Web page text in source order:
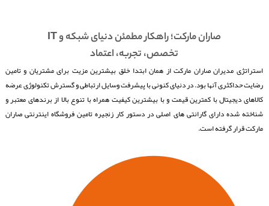
صاران مارکت؛ راهکار مطمئن دنیای شبکه و IT
تخصص، تجربه، اعتماد
استراتژی مدیران صاران مارکت از همان ابتدا خلق بیشترین مزیت برای مشتریان و تامین
رضایت حداکثری آنها بود. در دنیای کنونی با پیشرفت وسایل ارتباطی و گسترش تکنولوژی عرضه
کالاهای دیجیتال با کمترین قیمت و با بیشترین کیفیت همراه با تنوع بالا از برندهای معتبر و
شناخته شده دارای گارانتی های اصلی در دستور کار زنجیره تامین فروشگاه اینترنتی صاران
مارکت قرار گرفته است.